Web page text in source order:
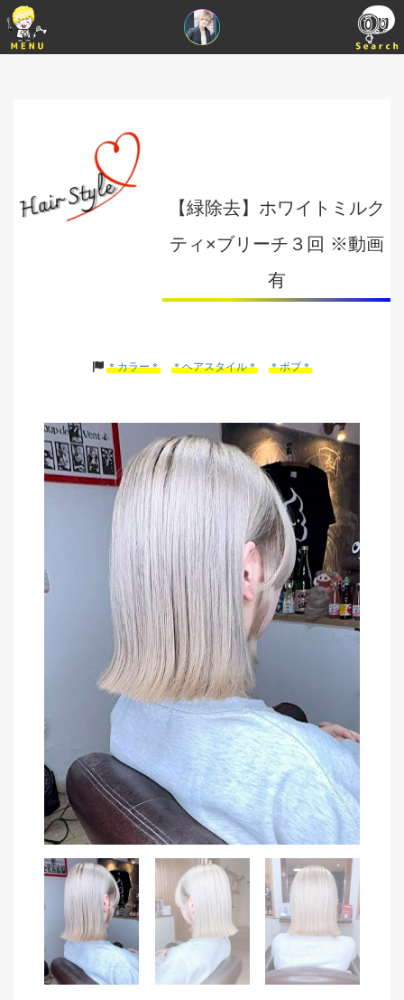
【緑除去】ホワイトミルク
ティ×ブリーチ３回 ※動画
有
＊カラー＊ ＊ヘアスタイル＊ ＊ボブ＊